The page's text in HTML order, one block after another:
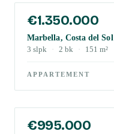
€1.350.000
Marbella, Costa del Sol
3 slpk · 2 bk · 151 m²
APPARTEMENT
€995.000